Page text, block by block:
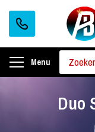
Menu
Duo